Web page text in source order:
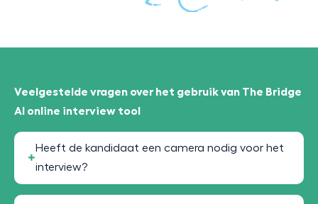
Veelgestelde vragen over het gebruik van The Bridge
AI online interview tool
Heeft de kandidaat een camera nodig voor het
interview?